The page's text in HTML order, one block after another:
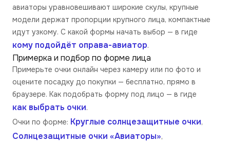
авиаторы уравновешивают широкие скулы, крупные
модели держат пропорции крупного лица, компактные
идут узкому. С какой формы начать выбор — в гиде
кому подойдёт оправа-авиатор.
Примерка и подбор по форме лица
Примерьте очки онлайн через камеру или по фото и
оцените посадку до покупки — бесплатно, прямо в
браузере. Как подобрать форму под лицо — в гиде
как выбрать очки.
Очки по форме: Круглые солнцезащитные очки,
Солнцезащитные очки «Авиаторы»,